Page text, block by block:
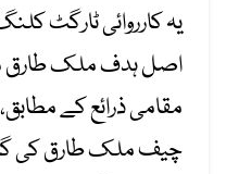
یہ کارروائی ٹارگٹ
اصل ہدف ملک طارق
مقامی ذرائع کے
چیف ملک طارق کی